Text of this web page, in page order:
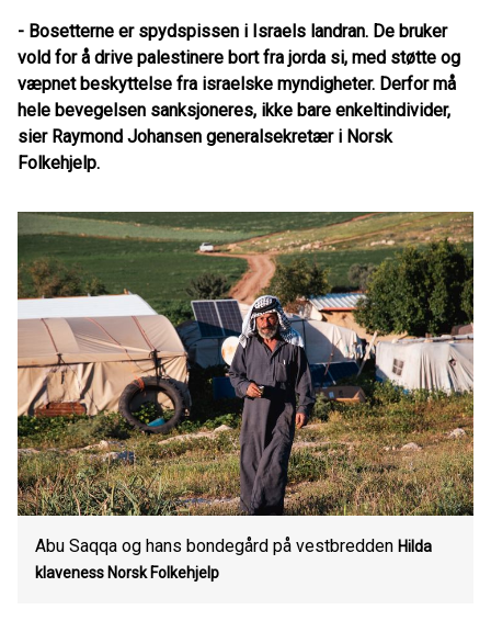
- Bosetterne er spydspissen i Israels landran. De bruker
vold for å drive palestinere bort fra jorda si, med støtte og
væpnet beskyttelse fra israelske myndigheter. Derfor må
hele bevegelsen sanksjoneres, ikke bare enkeltindivider,
sier Raymond Johansen generalsekretær i Norsk
Folkehjelp.
Abu Saqqa og hans bondegård på vestbredden Hilda
klaveness Norsk Folkehjelp